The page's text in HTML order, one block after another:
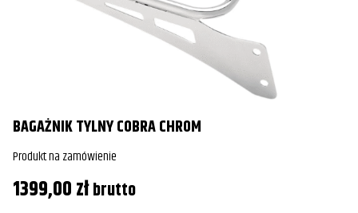
BAGAŻNIK TYLNY COBRA CHROM
Produkt na zamówienie
1399,00złbrutto